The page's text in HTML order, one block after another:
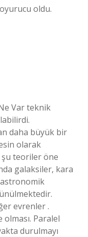
oldu.
Var teknik
daha büyük bir
olarak
şu teoriler öne
galaksiler, kara
astronomik
evrenler .
Paralel
durulmayı